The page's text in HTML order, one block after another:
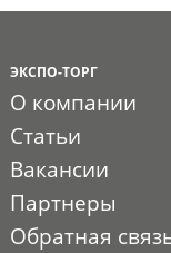
ЭКСПО-ТОРГ
О компании
Статьи
Вакансии
Партнеры
Обратная